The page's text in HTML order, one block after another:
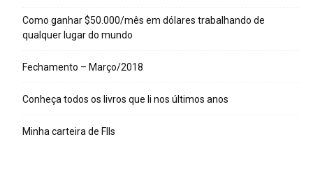
Como ganhar $50.000/mês em dólares trabalhando de
qualquer lugar do mundo
Fechamento – Março/2018
Conheça todos os livros que li nos últimos anos
Minha carteira de FIIs